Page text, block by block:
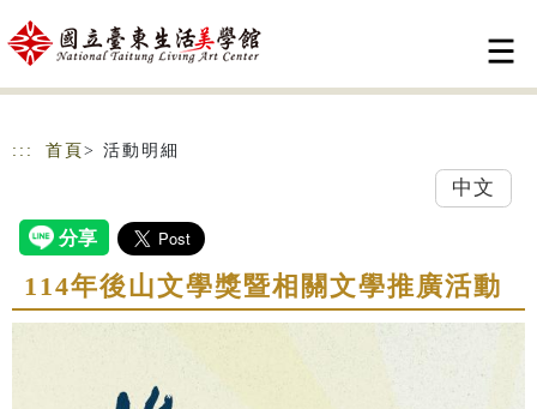
跳到主要內容
網站導覽
::: 首頁 > 活動明細
中文
114年後山文學獎暨相關文學推廣活動